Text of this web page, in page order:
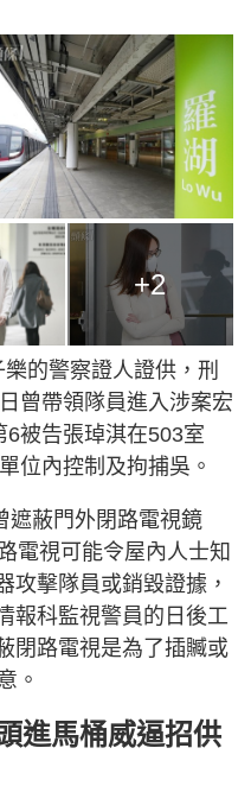
+2
的警察證人證供，刑
曾帶領隊員進入涉案宏
被告張琸淇在503室
位內控制及拘捕吳。
遮蔽門外閉路電視鏡
電視可能令屋內人士知
攻擊隊員或銷毀證據，
報科監視警員的日後工
閉路電視是為了插贓或
。
進馬桶威逼招供